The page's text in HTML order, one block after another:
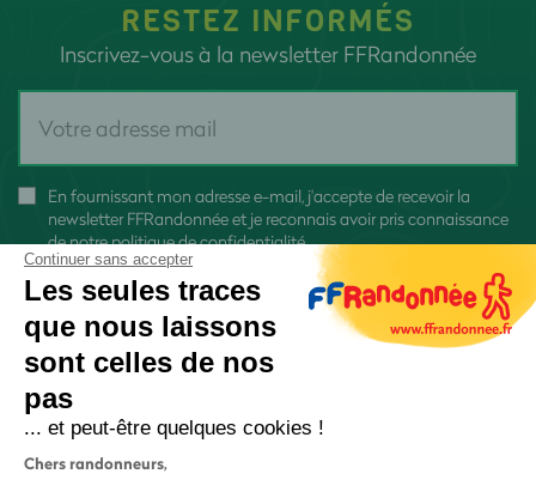
RESTEZ INFORMÉS
Inscrivez-vous à la newsletter FFRandonnée
En fournissant mon adresse e-mail, j'accepte de recevoir la
newsletter FFRandonnée et je reconnais avoir pris connaissance
denotre politique de confidentialité
Continuer sans accepter
Les seules traces
que nous laissons
sont celles de nos
pas
... et peut-être quelques cookies !
Chers randonneurs,